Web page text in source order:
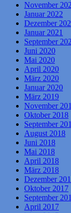
November
Januar 2022
Dezember
Januar 2021
September
Juni 2020
Mai 2020
April 2020
März 2020
Januar 2020
März 2019
November
Oktober 2018
September
August 2018
Juni 2018
Mai 2018
April 2018
März 2018
Dezember
Oktober 2017
September
April 2017